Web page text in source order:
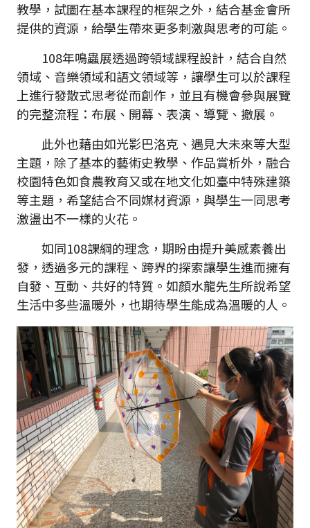
教學，試圖在基本課程的框架之外，結合基金會所
提供的資源，給學生帶來更多刺激與思考的可能。
108年鳴蟲展透過跨領域課程設計，結合自然
領域、音樂領域和語文領域等，讓學生可以於課程
上進行發散式思考從而創作，並且有機會參與展覽
的完整流程：布展、開幕、表演、導覽、撤展。
此外也藉由如光影巴洛克、遇見大未來等大型
主題，除了基本的藝術史教學、作品賞析外，融合
校園特色如食農教育又或在地文化如臺中特殊建築
等主題，希望結合不同媒材資源，與學生一同思考
激盪出不一樣的火花。
如同108課綱的理念，期盼由提升美感素養出
發，透過多元的課程、跨界的探索讓學生進而擁有
自發、互動、共好的特質。如顏水龍先生所說希望
生活中多些溫暖外，也期待學生能成為溫暖的人。